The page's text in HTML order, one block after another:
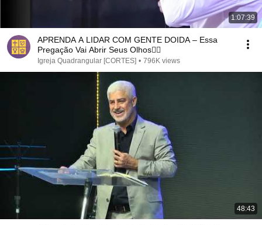
1:07:39
APRENDA A LIDAR COM GENTE DOIDA – Essa
Pregação Vai Abrir Seus Olhos😵‍💫
Igreja Quadrangular [CORTES] • 796K views
48:43